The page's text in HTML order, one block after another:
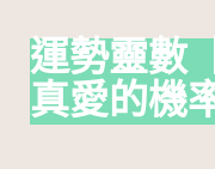
運勢靈數
真愛的機